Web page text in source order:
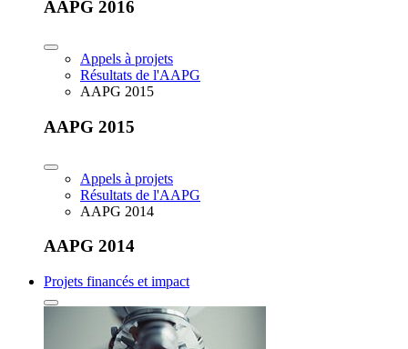
AAPG 2016
Appels à projets
Résultats de l'AAPG
AAPG 2015
AAPG 2015
Appels à projets
Résultats de l'AAPG
AAPG 2014
AAPG 2014
Projets financés et impact